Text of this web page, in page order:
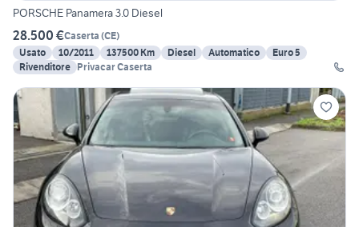
PORSCHE Panamera 3.0 Diesel
28.500 €Caserta (CE)
Usato
10/2011 137500 Km Diesel Automatico
Euro 5
Rivenditore Privacar Caserta